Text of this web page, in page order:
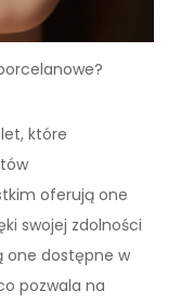
które
oferują one
swojej zdolności
one dostępne w
pozwala na